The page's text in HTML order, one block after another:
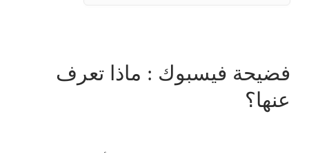
فضيحة فيسبوك : ماذا تعرف
عنها؟